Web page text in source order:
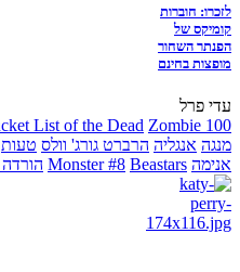
לזכרו: חוברות
קומיקס של
הפנתר השחור
מופצות בחינם
עדי פרל
List of the Dead Zombie 100
מנגה אנגליה הרברט גורג' וולס טעות
אנימה
Monster #8 Beastars